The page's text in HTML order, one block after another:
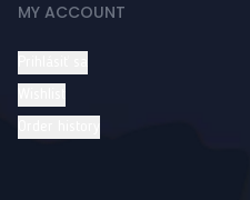
MY ACCOUNT